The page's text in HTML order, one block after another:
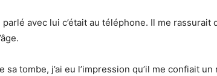
avec lui c’était au téléphone. Il me rassurait
sa tombe, j’ai eu l’impression qu’il me confiait